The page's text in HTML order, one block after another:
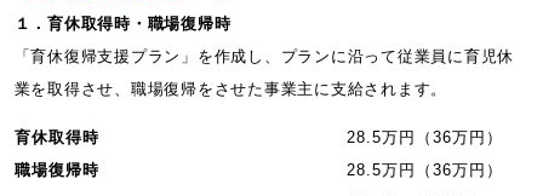
１．育休取得時・職場復帰時
「育休復帰支援プラン」を作成し、プランに沿って従業員に育児休
業を取得させ、職場復帰をさせた事業主に支給されます。
育休取得時
28.5万円（36万円）
職場復帰時
28.5万円（36万円）